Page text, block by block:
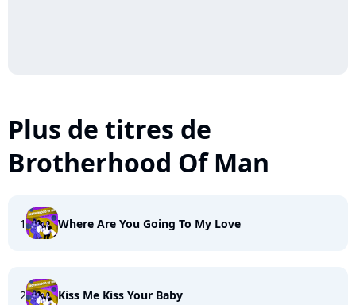
Plus de titres de
Brotherhood Of Man
1 Where Are You Going To My Love
2 Kiss Me Kiss Your Baby